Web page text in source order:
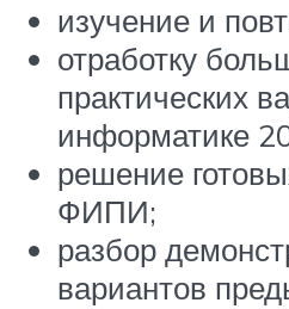
изучение и
отработку
практических
информатике
решение
ФИПИ;
разбор
вариантов